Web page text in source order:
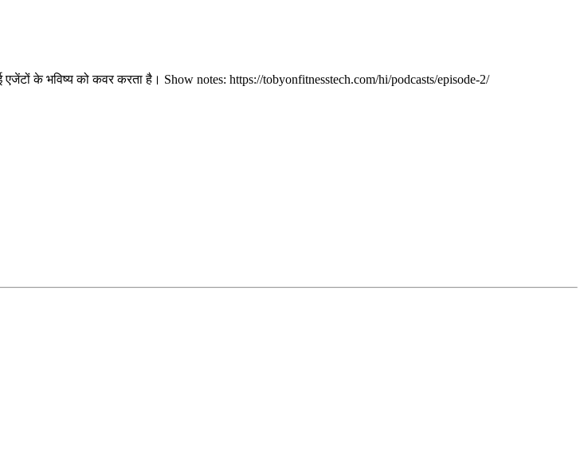
के भविष्य को कवर करता है। Show notes: https://tobyonfitnesstech.com/hi/podcasts/episode-2/